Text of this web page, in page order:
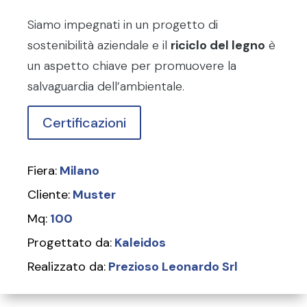
Siamo impegnati in un progetto di
sostenibilità aziendale e il riciclo del legno è
un aspetto chiave per promuovere la
salvaguardia dell’ambientale.
Certificazioni
Fiera: Milano
Cliente: Muster
Mq: 100
Progettato da: Kaleidos
Realizzato da: Prezioso Leonardo Srl